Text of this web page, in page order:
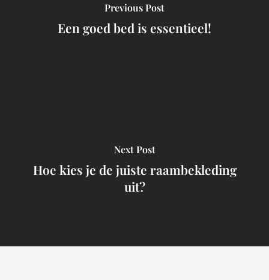
Previous Post
Een goed bed is essentieel!
Next Post
Hoe kies je de juiste raambekleding
uit?